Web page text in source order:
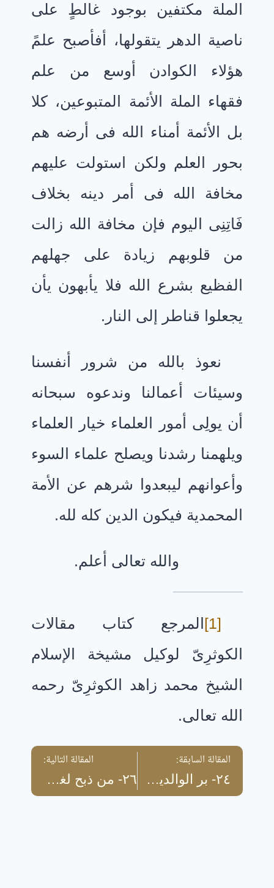
الملة مكتفين بوجود غالطٍ على
ناصية الدهر يتقولها، أفأصبح علمً
هؤلاء الكوادن أوسع من علم
فقهاء الملة الأئمة المتبوعين، كلا
بل الأئمة أمناء الله فى أرضه هم
بحور العلم ولكن استولت عليهم
مخافة الله فى أمر دينه بخلاف
فَاتِنِى اليوم فإن مخافة الله زالت
من قلوبهم زيادة على جهلهم
الفظيع بشرع الله فلا يأبهون يأن
يجعلوا قناطر إلى النار.
نعوذ بالله من شرور أنفسنا
وسيئات أعمالنا وندعوه سبحانه
أن يولِى أمور العلماء خيار العلماء
ويلهمنا رشدنا ويصلح علماء السوء
وأعوانهم ليبعدوا شرهم عن الأمة
المحمدية فيكون الدين كله لله.
والله تعالى أعلم.
[1]
المرجع كتاب مقالات
الكوثرِىّ لوكيل مشيخة الإسلام
الشيخ محمد زاهد الكوثرِىّ رحمه
الله تعالى.
المقالة السابقة:
٢٤- بر الوالدين – السيد علوِىّ بن عباس المالكِىّ
المقالة التالية:
٢٦- من ذبح لغير الله – الشيخ محمود محمد يوسف